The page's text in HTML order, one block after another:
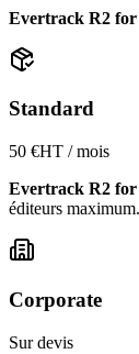
Evertrack R2 for
Standard
50 €HT / mois
Evertrack R2 for
éditeurs maximum.
Corporate
Sur devis